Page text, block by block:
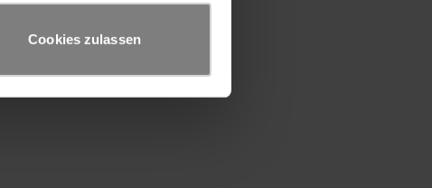
Cookies zulassen